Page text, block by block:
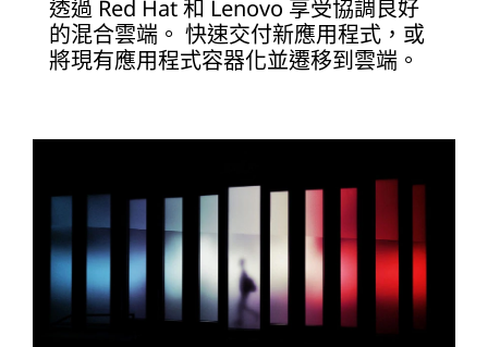
透過 Red Hat 和 Lenovo 享受協調良好
的混合雲端。 快速交付新應用程式，或
將現有應用程式容器化並遷移到雲端。